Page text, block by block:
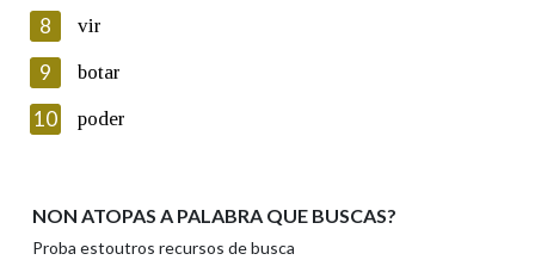
Lin e acepto as condicións da política de
Introduce o código que aparece na imaxe:
Texto de verificación
8 vir
9 botar
10 poder
NON ATOPAS A PALABRA QUE BUSCAS?
Proba estoutros recursos de busca